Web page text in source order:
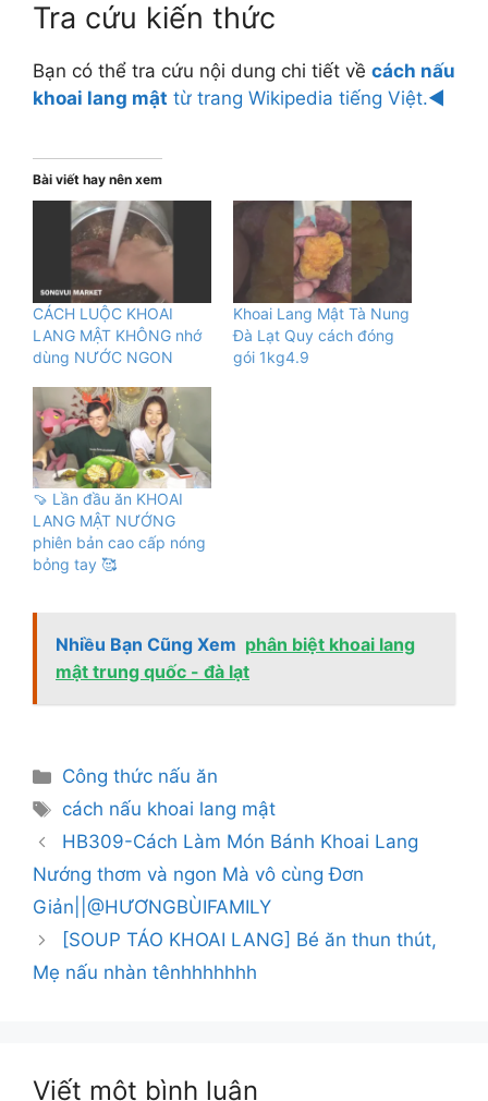
Tra cứu kiến thức
Bạn có thể tra cứu nội dung chi tiết về cách nấu
khoai lang mật từ trang Wikipedia tiếng Việt.◄
Bài viết hay nên xem
CÁCH LUỘC KHOAI
LANG MẬT KHÔNG nhớ
dùng NƯỚC NGON
Khoai Lang Mật Tà Nung
Đà Lạt Quy cách đóng
gói 1kg4.9
🍠 Lần đầu ăn KHOAI
LANG MẬT NƯỚNG
phiên bản cao cấp nóng
bỏng tay 🥰
Nhiều Bạn Cũng Xem phân biệt khoai lang
mật trung quốc - đà lạt
Danh
mục
Công thức nấu ăn
Thẻ
cách nấu khoai lang mật
HB309-Cách Làm Món Bánh Khoai Lang
Nướng thơm và ngon Mà vô cùng Đơn
Giản||@HƯƠNGBÙIFAMILY
[SOUP TÁO KHOAI LANG] Bé ăn thun thút,
Mẹ nấu nhàn tênhhhhhhh
Viết một bình luận